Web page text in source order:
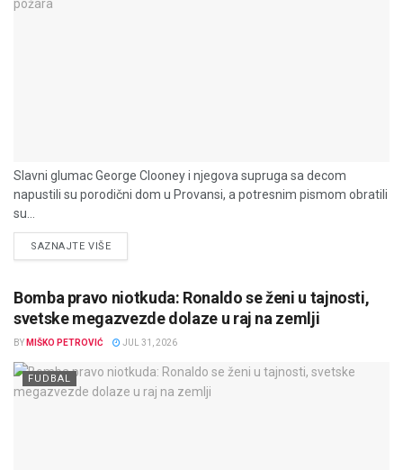
Slavni glumac George Clooney i njegova supruga sa decom
napustili su porodični dom u Provansi, a potresnim pismom obratili
su...
SAZNAJTE VIŠEDETAILS
Bomba pravo niotkuda: Ronaldo se ženi u tajnosti,
svetske megazvezde dolaze u raj na zemlji
BY MIŠKO PETROVIĆ JUL 31, 2026
FUDBAL